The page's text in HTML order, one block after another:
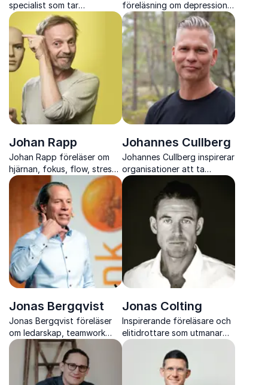
specialist som tar
elitidrottens metoder in i
arbetslivet för hållbar
prestation och Winning
Wellbeing
föreläsning om depression,
stigma och vägen tillbaka
från botten till ett hållbart
liv
Johan Rapp
Johan Rapp föreläser om
hjärnan, fokus, flow, stress,
studieteknik, läsning och
tankspriddhet med humor,
praktiska övningar och
forskning.
Johannes Cullberg
Johannes Cullberg inspirerar
organisationer att ta
kontroll över hälsa och
prestation i en digital värld
Jonas Bergqvist
Jonas Bergqvist föreläser
om ledarskap, teamwork
och motivation med
lärdomar från elitishockey
och näringsliv
Jonas Colting
Inspirerande föreläsare och
elitidrottare som utmanar
synen på hälsa, prestation
och mänsklig potential